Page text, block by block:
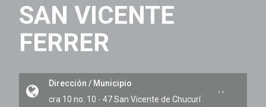
SAN VICENTE
FERRER
Dirección / Municipio
cra 10 no. 10 - 47San Vicente de Chucurí
, ,